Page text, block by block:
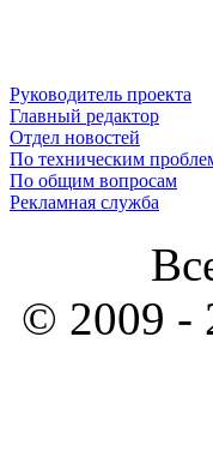
Руководитель проекта
Главный редактор
Отдел новостей
По техническим
По общим вопросам
Рекламная служба
© 2009 -